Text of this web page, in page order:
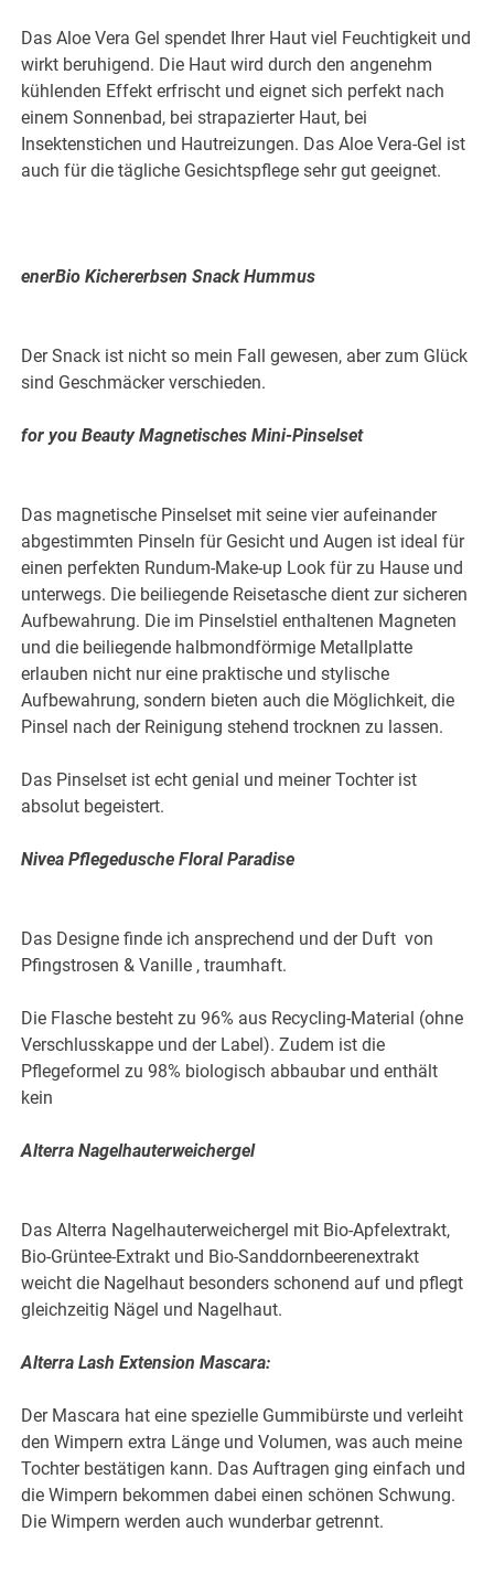
Das Aloe Vera Gel spendet Ihrer Haut viel Feuchtigkeit und
wirkt beruhigend. Die Haut wird durch den angenehm
kühlenden Effekt erfrischt und eignet sich perfekt nach
einem Sonnenbad, bei strapazierter Haut, bei
Insektenstichen und Hautreizungen. Das Aloe Vera-Gel ist
auch für die tägliche Gesichtspflege sehr gut geeignet.
enerBio Kichererbsen Snack Hummus
Der Snack ist nicht so mein Fall gewesen, aber zum Glück
sind Geschmäcker verschieden.
for you Beauty Magnetisches Mini-Pinselset
Das magnetische Pinselset mit seine vier aufeinander
abgestimmten Pinseln für Gesicht und Augen ist ideal für
einen perfekten Rundum-Make-up Look für zu Hause und
unterwegs. Die beiliegende Reisetasche dient zur sicheren
Aufbewahrung. Die im Pinselstiel enthaltenen Magneten
und die beiliegende halbmondförmige Metallplatte
erlauben nicht nur eine praktische und stylische
Aufbewahrung, sondern bieten auch die Möglichkeit, die
Pinsel nach der Reinigung stehend trocknen zu lassen.
Das Pinselset ist echt genial und meiner Tochter ist
absolut begeistert.
Nivea Pflegedusche Floral Paradise
Das Designe finde ich ansprechend und der Duft von
Pfingstrosen & Vanille , traumhaft.
Die Flasche besteht zu 96% aus Recycling-Material (ohne
Verschlusskappe und der Label). Zudem ist die
Pflegeformel zu 98% biologisch abbaubar und enthält
kein
Alterra Nagelhauterweichergel
Das Alterra Nagelhauterweichergel mit Bio-Apfelextrakt,
Bio-Grüntee-Extrakt und Bio-Sanddornbeerenextrakt
weicht die Nagelhaut besonders schonend auf und pflegt
gleichzeitig Nägel und Nagelhaut.
Alterra Lash Extension Mascara:
Der Mascara hat eine spezielle Gummibürste und verleiht
den Wimpern extra Länge und Volumen, was auch meine
Tochter bestätigen kann. Das Auftragen ging einfach und
die Wimpern bekommen dabei einen schönen Schwung.
Die Wimpern werden auch wunderbar getrennt.